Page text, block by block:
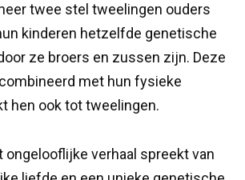
twee stel tweelingen ouders
kinderen hetzelfde genetische
ze broers en zussen zijn. Deze
met hun fysieke
hen ook tot tweelingen.
ongelooflijke verhaal spreekt van